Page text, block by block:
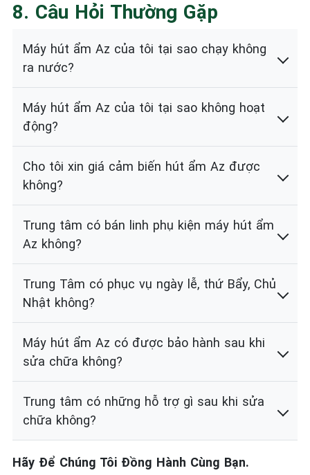
8. Câu Hỏi Thường Gặp
Máy hút ẩm Az của tôi tại sao chạy không
ra nước?
Máy hút ẩm Az của tôi tại sao không hoạt
động?
Cho tôi xin giá cảm biến hút ẩm Az được
không?
Trung tâm có bán linh phụ kiện máy hút ẩm
Az không?
Trung Tâm có phục vụ ngày lễ, thứ Bẩy, Chủ
Nhật không?
Máy hút ẩm Az có được bảo hành sau khi
sửa chữa không?
Trung tâm có những hỗ trợ gì sau khi sửa
chữa không?
Hãy Để Chúng Tôi Đồng Hành Cùng Bạn.